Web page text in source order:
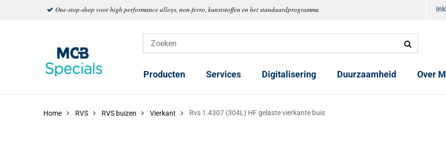
One-stop-shop voor high performance alloys, non-ferro, kunststoffen en het standaardprogramma
Producten Services Digitalisering Duurzaamheid Over
Home RVS RVS buizen Vierkant Rvs 1.4307 (304L) HF gelaste vierkante buis